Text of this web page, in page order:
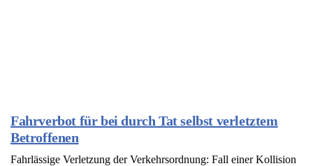
Fahrverbot für bei durch Tat selbst verletztem
Betroffenen
Fahrlässige Verletzung der Verkehrsordnung: Fall einer Kollision